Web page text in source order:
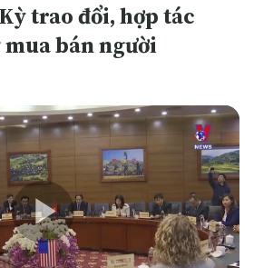
trao đổi, hợp tác
bán người
Play